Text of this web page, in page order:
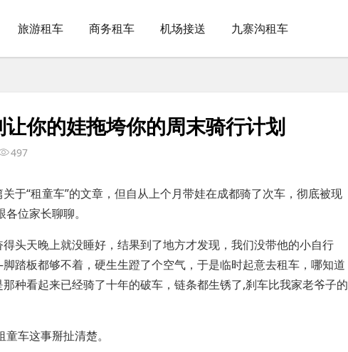
旅游租车 商务租车 机场接送 九寨沟租车
你的娃拖垮你的周末骑行计划
497
于“租童车”的文章，但自从上个月带娃在成都骑了次车，彻底被现
位家长聊聊。
头天晚上就没睡好，结果到了地方才发现，我们没带他的小自行
踏板都够不着，硬生生蹬了个空气，于是临时起意去租车，哪知道
种看起来已经骑了十年的破车，链条都生锈了,刹车比我家老爷子的
车这事掰扯清楚。